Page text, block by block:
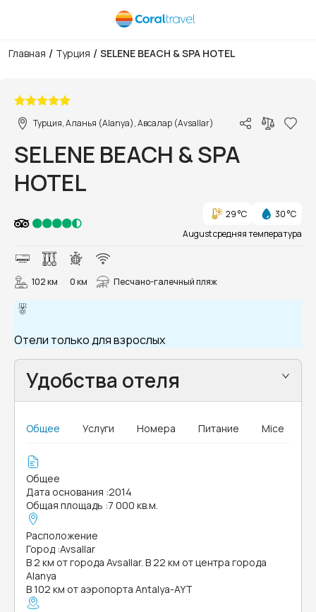
Главная / Турция / SELENE BEACH & SPA HOTEL
Турция, Аланья (Alanya), Авсалар (Avsallar)
SELENE BEACH & SPA
HOTEL
29 °C
30 °C
August средняя температура
102 км 0 км Песчано-галечный пляж
Отели только для взрослых
Удобства отеля
Общее Услуги Номера Питание Mice
Общее
Дата основания :2014
Общая площадь :7 000 кв.м.
Расположение
Город :Avsallar
В 2 км от города Avsallar. В 22 км от центра города
Alanya
В 102 км от аэропорта Antalya-AYT